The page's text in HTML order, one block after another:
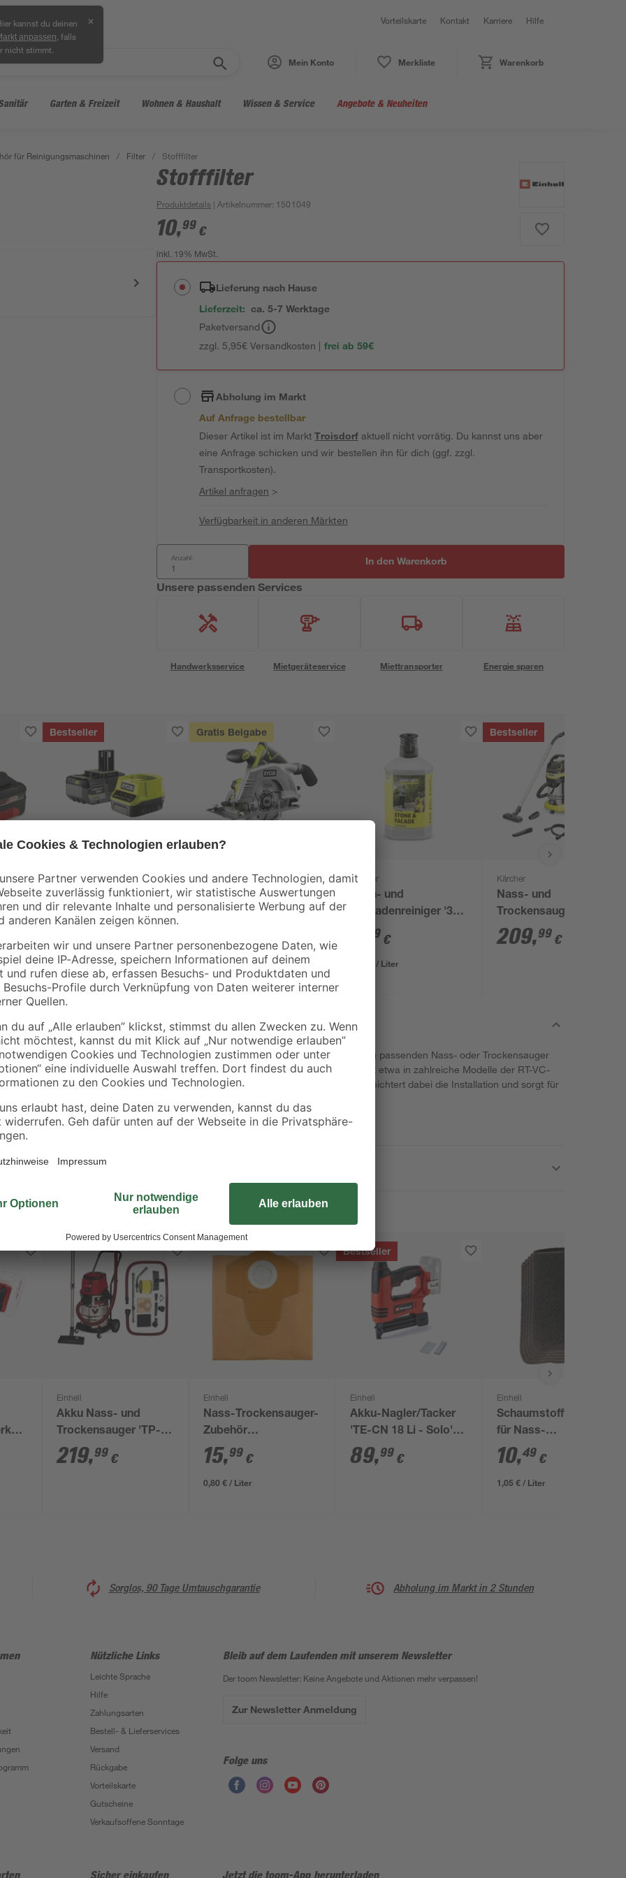
kannst du deinen
anpassen , falls
nicht stimmt.
✕ Vorteilskarte Kontakt Karriere Hilfe
Mein Konto Merkliste Warenkorb
Garten & Freizeit Wohnen & Haushalt Wissen & Service Angebote & Neuheiten
für Reinigungsmaschinen / Filter / Stofffilter
Stofffilter
Produktdetails | Artikelnummer: 1501049
10,99 €
inkl. 19% MwSt.
Lieferung nach Hause
Lieferzeit: ca. 5-7 Werktage
Paketversand
zzgl. 5,95€ Versandkosten | frei ab 59€
Abholung im Markt
Auf Anfrage bestellbar
Dieser Artikel ist im MarktTroisdorfaktuell nicht vorrätig. Du kannst uns aber
eine Anfrage schicken und wir bestellen ihn für dich (ggf. zzgl.
Transportkosten).
Artikel anfragen >
Verfügbarkeit in anderen Märkten
Anzahl: In den Warenkorb
Unsere passenden Services
Handwerksservice Mietgeräteservice Miettransporter Energie sparen
2
Bestseller
Ryobi
Akku-Starter-Set
'ONE+ HP RC18120-
150X' 18 V 5,0 Ah mit
Akku und Ladegerät
129, €
Gratis Beigabe
Ryobi
Akku-Handkreissäge
'ONE+ R18CS-0' ohne
99, €
Kärcher
Stein- und
Fassadenreiniger '3-
in-1' RM 611 1 l
59 €
7,59 € / Liter
Bestseller
Kärcher
Nass- und
Trockensauger 'WD 6
P S V-30/6/22/T'
209,99 €
Dieser Stofffilter dient der Kombination mit einem passenden Nass- oder Trockensauger
des Herstellers Einhell. So lässt sich das Produkt etwa in zahlreiche Modelle der RT-VC-
Serie einbauen. Ein praktisches Gummiband erleichtert dabei die Installation und sorgt für
Einhell
Akku Nass- und
Trockensauger 'TP-
VC 36/30 S Auto-Solo'
ohne Akku
219,99 €
Einhell
Nass-Trockensauger-
Zubehör
Schmutzfangsack-Set
20 l 5-teilig
15,99 €
0,80 € / Liter
Bestseller
Einhell
Akku-Nagler/Tacker
'TE-CN 18 Li - Solo'
ohne Akku und
Ladegerät
89,99 €
Einhell
Schaumstofffilter 10 l
für Nass-
Trockensauger 5er-
Set
10,49 €
1,05 € / Liter
Sorglos, 90 Tage Umtauschgarantie Abholung im Markt in 2 Stunden
Nützliche Links
Leichte Sprache
Hilfe
Zahlungsarten
Bestell- & Lieferservices
Versand
Rückgabe
Vorteilskarte
Gutscheine
Verkaufsoffene Sonntage
Bleib auf dem Laufenden mit unserem Newsletter
Der toom Newsletter: Keine Angebote und Aktionen mehr verpassen!
Zur Newsletter Anmeldung
Folge uns
Sicher einkaufen Jetzt die toom-App herunterladen